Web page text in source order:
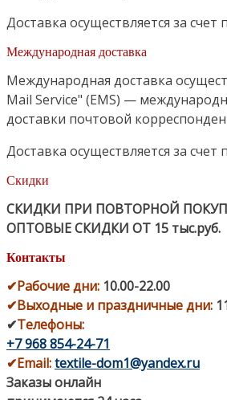
Доставка осуществляется за счет
Международная доставка
Международная доставка
Mail Service" (EMS) —
доставки почтовой
Доставка осуществляется за счет
Скидки
СКИДКИ ПРИ ПОВТОРНОЙ
ОПТОВЫЕ СКИДКИ ОТ 15 тыс.руб.
Контакты
✔Рабочие дни: 10.00-22.00
✔Выходные и праздничные дни:
✔Телефоны:
+7 968 854-24-71
✔Email:textile-dom1@yandex.ru
Заказы онлайн